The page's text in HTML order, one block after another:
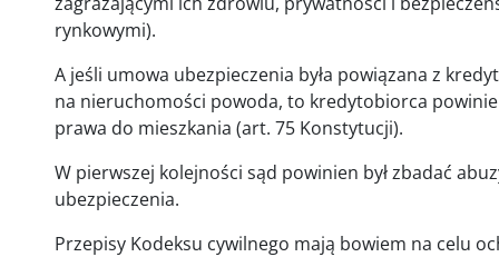
rynkowymi).
A jeśli umowa ubezpieczenia była powiązana z
na nieruchomości powoda, to kredytobiorca
prawa do mieszkania (art. 75 Konstytucji).
W pierwszej kolejności sąd powinien był zbadać
ubezpieczenia.
Przepisy Kodeksu cywilnego mają bowiem na celu